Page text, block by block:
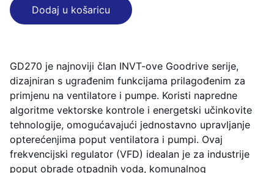
Dodaj u košaricu
GD270 je najnoviji član INVT-ove Goodrive serije,
dizajniran s ugrađenim funkcijama prilagođenim za
primjenu na ventilatore i pumpe. Koristi napredne
algoritme vektorske kontrole i energetski učinkovite
tehnologije, omogućavajući jednostavno upravljanje
opterećenjima poput ventilatora i pumpi. Ovaj
frekvencijski regulator (VFD) idealan je za industrije
poput obrade otpadnih voda, komunalnog